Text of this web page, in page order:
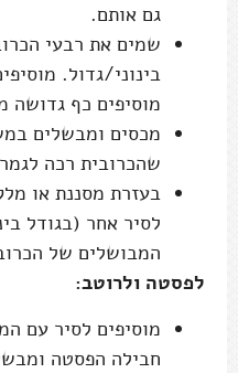
גם אותם.
שמים את רבעי
מוסיפים כף גדושה
שהכרובית רכה
בעזרת מסננת או
לסיר אחר (בגודל
המבושלים של
לפסטה ולרוטב:
מוסיפים לסיר עם